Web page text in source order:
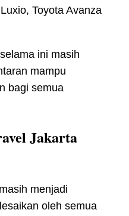
Toyota Avanza
ini masih
mampu
bagi semua
Jakarta
menjadi
oleh semua